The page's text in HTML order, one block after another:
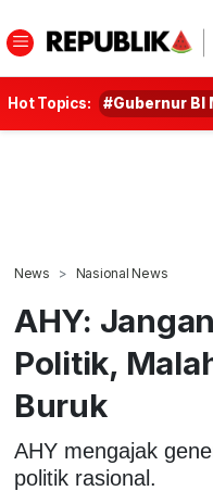
Hot Topics: #Gubernur BI
News Nasional News
AHY:
Politik,
Buruk
AHY mengajak
politik rasional.